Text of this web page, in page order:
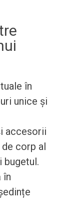
în
unice și
accesorii
corp al
bugetul.
în